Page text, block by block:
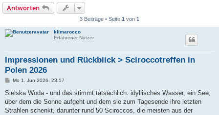
Antworten
3 Beiträge • Seite 1 von 1
klimarocco
Erfahrener Nutzer
Impressionen und Rückblick > Sciroccotreffen in
Polen 2026
B
i
r
a
Mo 1. Jun 2026, 23:57
Sielska Woda - und das stimmt tatsächlich: idyllisches Wasser, ein See,
über dem die Sonne aufgeht und dem sie zum Tagesende ihre letzten
Strahlen schenkt, darunter rund 50 Sciroccos, die meisten aus der